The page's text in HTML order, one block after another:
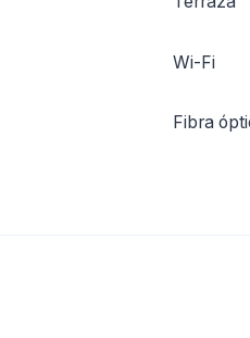
Wi-Fi
Fibra